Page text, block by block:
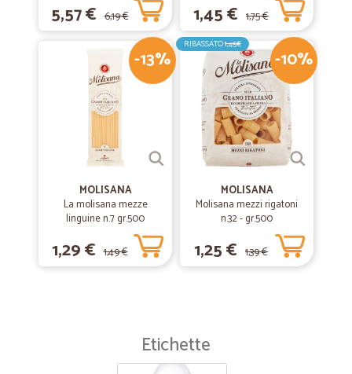
5,57 € 6,19 € 1,45 € 1,75 €
-13%
MOLISANA
La molisana mezze
linguine n.7 gr.500
1,29 € 1,49 €
-10%
RIBASSATO1,45€
MOLISANA
Molisana mezzi rigatoni
n.32 - gr.500
1,25 € 1,39 €
Etichette